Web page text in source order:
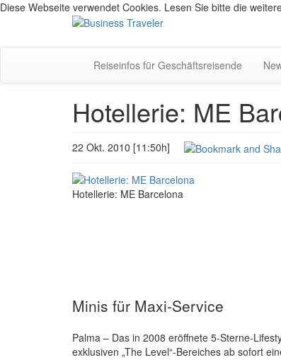
Diese Webseite verwendet Cookies. Lesen Sie bitte die
Reiseinfos für Geschäftsreisende
Hotellerie: ME
22 Okt. 2010 [11:50h]
Hotellerie: ME Barcelona
Minis für Maxi-Service
Palma – Das in 2008 eröffnete 5-Sterne-
exklusiven „The Level“-Bereiches ab sofort